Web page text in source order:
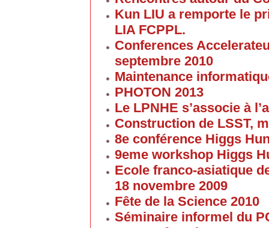
Kun LIU a remporte le
LIA FCPPL.
Conferences
septembre 2010
Maintenance
PHOTON 2013
Le LPNHE s’associe à
Construction de LSST,
8e conférence Higgs
9eme workshop Higgs
Ecole franco-asiatique
18 novembre 2009
Fête de la Science 2010
Séminaire informel du